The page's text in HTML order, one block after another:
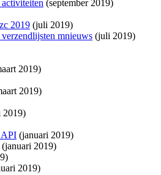
(september 2019)
2019 (juli 2019)
mnieuws (juli 2019)
2019)
2019)
2019)
API (januari 2019)
(januari 2019)
2019)